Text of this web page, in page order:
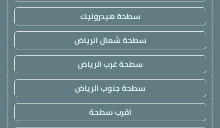
سطحة هيدروليك
سطحة شمال الرياض
سطحة غرب الرياض
سطحة جنوب الرياض
اقرب سطحة